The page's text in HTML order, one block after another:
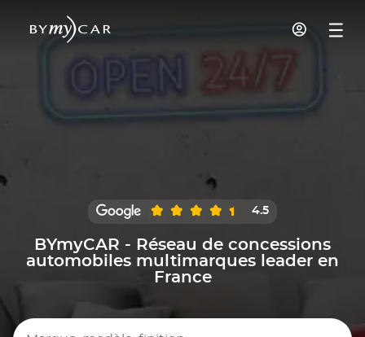
4.5
BYmyCAR - Réseau de concessions
automobiles multimarques leader en
France
Marque, modèle, finition